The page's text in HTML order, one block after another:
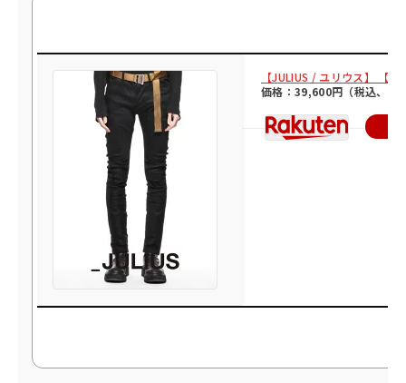
【JULIUS / ユリウス】 【
価格：39,600円（税込、送